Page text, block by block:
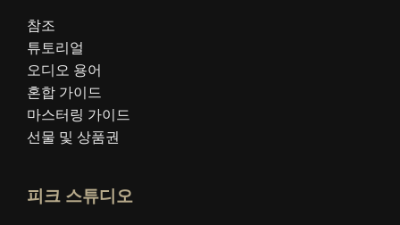
참조
튜토리얼
오디오 용어
혼합 가이드
마스터링 가이드
선물 및 상품권
피크 스튜디오